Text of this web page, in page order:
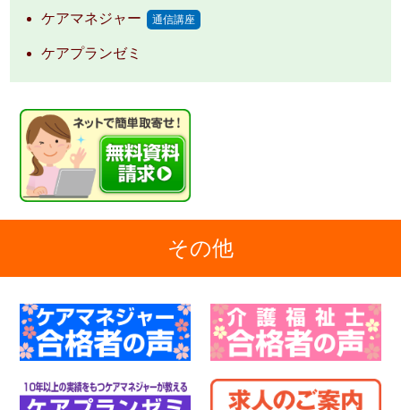
ケアマネジャー 通信講座
ケアプランゼミ
その他